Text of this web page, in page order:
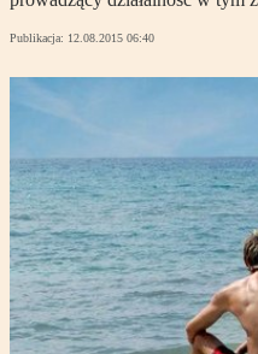
Publikacja: 12.08.2015 06:40